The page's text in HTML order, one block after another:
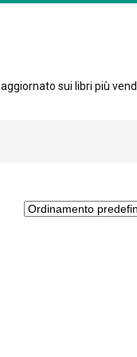
sui libri più